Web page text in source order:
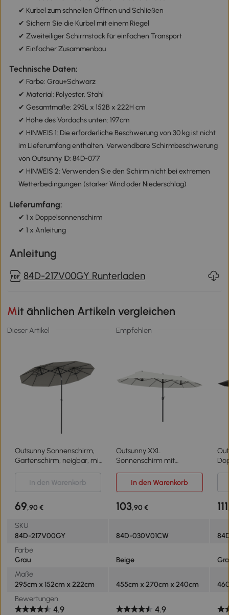
✔ Kurbel zum schnellen Öffnen und Schließen
✔ Sichern Sie die Kurbel mit einem Riegel
✔ Zweiteiliger Schirmstock für einfachen Transport
✔ Einfacher Zusammenbau
Technische Daten:
✔ Farbe: Grau+Schwarz
✔ Material: Polyester, Stahl
✔ Gesamtmaße: 295L x 152B x 222H cm
✔ Höhe des Vordachs unten: 197cm
✔ HINWEIS 1: Die erforderliche Beschwerung von 30 kg ist nicht
im Lieferumfang enthalten. Verwendbare Schirmbeschwerung
von Outsunny ID: 84D-077
✔ HINWEIS 2: Verwenden Sie den Schirm nicht bei extremen
Wetterbedingungen (starker Wind oder Niederschlag)
Lieferumfang:
✔ 1 x Doppelsonnenschirm
✔ 1 x Anleitung
Anleitung
84D-217V00GY Runterladen
Mit ähnlichen Artikeln vergleichen
Dieser Artikel Empfehlen
Outsunny Sonnenschirm,
Gartenschirm, neigbar, mit
Polyester+Stahl, grau, 295
x 152cm
Outsunny XXL
Sonnenschirm mit
wetterbeständig 455 cm x
270 cm x 240 cm Stahl
In den Warenkorb In den Warenkorb
69,90 € 103,90 € 111
SKU
84D-217V00GY
84D-030V01CW
Farbe
Grau
Beige
Maße
295cm x 152cm x 222cm
455cm x 270cm x 240cm
Bewertungen
4.9 4.9